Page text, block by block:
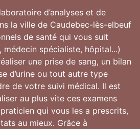
d’analyses et de
la ville de Caudebec-lès-elbeuf
de santé qui vous suit
médecin spécialiste, hôpital...)
une prise de sang, un bilan
d’urine ou tout autre type
de votre suivi médical. Il est
au plus vite ces examens
qui vous les a prescrits,
au mieux. Grâce à